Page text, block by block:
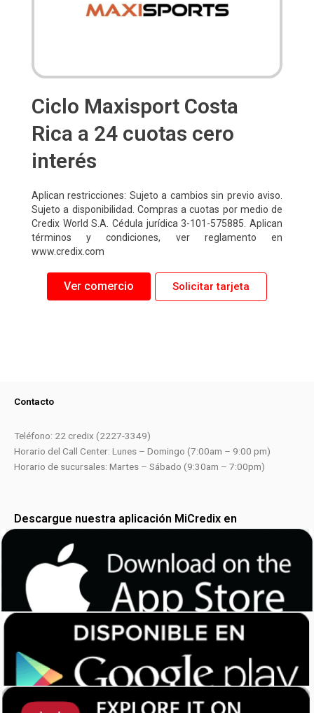
Ciclo Maxisport Costa
Rica a 24 cuotas cero
interés
Aplican restricciones: Sujeto a cambios sin previo aviso.
Sujeto a disponibilidad. Compras a cuotas por medio de
Credix World S.A. Cédula jurídica 3-101-575885. Aplican
términos y condiciones, ver reglamento en
www.credix.com
Ver comercio Solicitar tarjeta
Contacto
Teléfono: 22 credix (2227-3349)
Horario del Call Center: Lunes – Domingo (7:00am – 9:00 pm)
Horario de sucursales: Martes – Sábado (9:30am – 7:00pm)
Descargue nuestra aplicación MiCredix en